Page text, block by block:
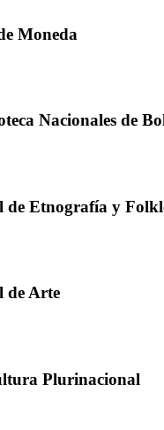
Moneda
Nacionales de
de Etnografía y
de Arte
Plurinacional